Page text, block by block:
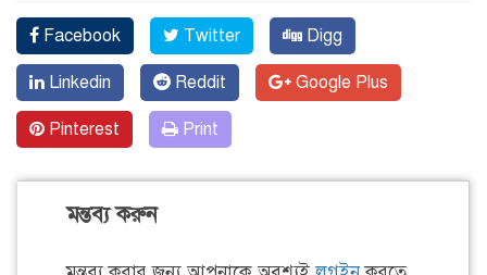
Facebook Twitter Digg
Linkedin Reddit Google Plus
Pinterest Print
মন্তব্য করুন